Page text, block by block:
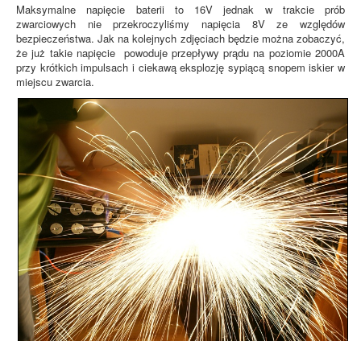
Maksymalne napięcie baterii to 16V jednak w trakcie prób
zwarciowych nie przekroczyliśmy napięcia 8V ze względów
bezpieczeństwa. Jak na kolejnych zdjęciach będzie można zobaczyć,
że już takie napięcie powoduje przepływy prądu na poziomie 2000A
przy krótkich impulsach i ciekawą eksplozję sypiącą snopem iskier w
miejscu zwarcia.